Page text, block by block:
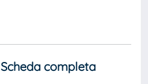
Scheda completa